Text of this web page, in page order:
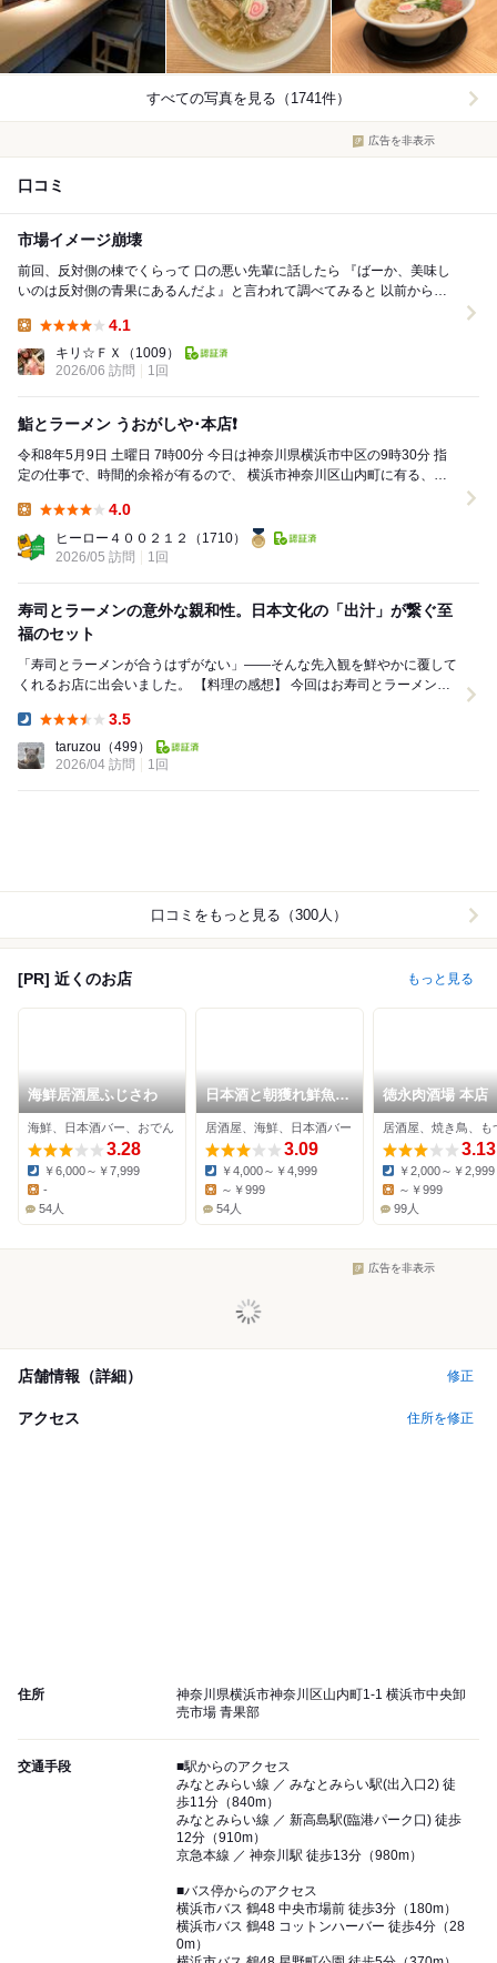
すべての写真を見る（1741件）
広告を非表示
口コミ
市場イメージ崩壊
前回、反対側の棟でくらって 口の悪い先輩に話したら 『ばーか、美味し
いのは反対側の青果にあるんだよ』と言われて調べてみると 以前から気
4.1
キリ☆ＦＸ
（1009）
2026/06 訪問
1回
鮨とラーメン うおがしや･本店❗️
令和8年5月9日 土曜日 7時00分 今日は神奈川県横浜市中区の9時30分 指
定の仕事で、時間的余裕が有るので、 横浜市神奈川区山内町に有る、横
4.0
ヒーロー４００２１２
（1710）
2026/05 訪問
1回
寿司とラーメンの意外な親和性。日本文化の「出汁」が繋ぐ至
福のセット
「寿司とラーメンが合うはずがない」——そんな先入観を鮮やかに覆して
くれるお店に出会いました。 【料理の感想】 今回はお寿司とラーメンを
3.5
taruzou （499）
2026/04 訪問
1回
口コミをもっと見る（300人）
[PR] 近くのお店 もっと見る
海鮮居酒屋ふじさわ
海鮮、日本酒バー、おでん
3.28
Dinner:
￥6,000～￥7,999
Lunch:
-
54人
日本酒と朝獲れ鮮魚
源の蔵
居酒屋、海鮮、日本酒バー
3.09
Dinner:
￥4,000～￥4,999
Lunch:
～￥999
54人
徳永肉酒場 本店
居酒屋、焼き鳥、も
3.13
Dinner:
￥2,000～￥2,999
Lunch:
～￥999
99人
広告を非表示
店舗情報（詳細） 修正
アクセス 住所を修正
住所
神奈川県横浜市神奈川区山内町1-1 横浜市中央卸
売市場 青果部
交通手段
■駅からのアクセス
みなとみらい線 ／ みなとみらい駅(出入口2) 徒
歩11分（840m）
みなとみらい線 ／ 新高島駅(臨港パーク口) 徒歩
12分（910m）
京急本線 ／ 神奈川駅 徒歩13分（980m）
■バス停からのアクセス
横浜市バス 鶴48 中央市場前 徒歩3分（180m）
横浜市バス 鶴48 コットンハーバー 徒歩4分（28
0m）